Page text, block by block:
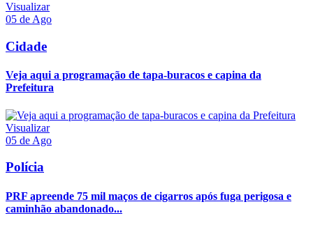
Visualizar
05 de Ago
Cidade
Veja aqui a programação de tapa-buracos e capina da
Prefeitura
Visualizar
05 de Ago
Polícia
PRF apreende 75 mil maços de cigarros após fuga perigosa e
caminhão abandonado...